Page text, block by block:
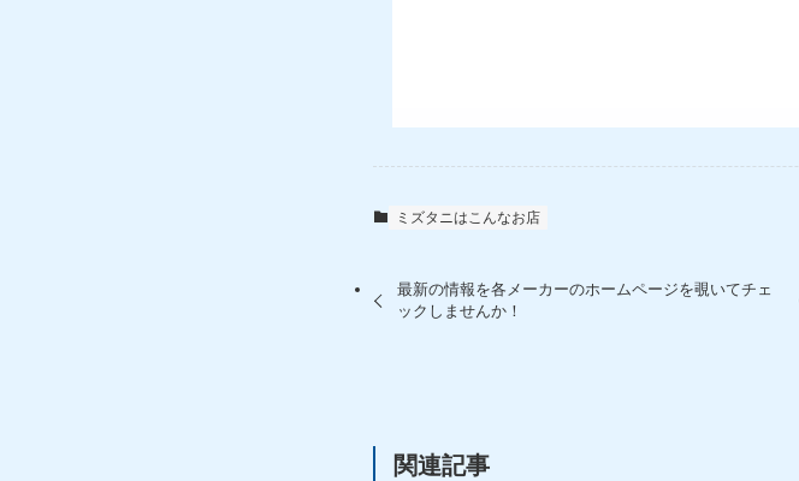
ミズタニはこんなお店
最新の情報を各メーカーのホームページを覗いてチェ
ックしませんか！
関連記事